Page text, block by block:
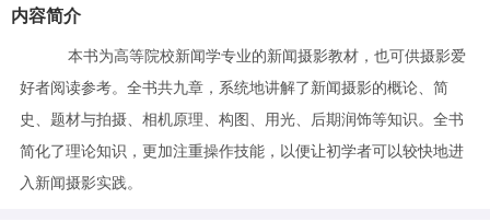
内容简介
本书为高等院校新闻学专业的新闻摄影教材，也可供摄影爱
好者阅读参考。全书共九章，系统地讲解了新闻摄影的概论、简
史、题材与拍摄、相机原理、构图、用光、后期润饰等知识。全书
简化了理论知识，更加注重操作技能，以便让初学者可以较快地进
入新闻摄影实践。